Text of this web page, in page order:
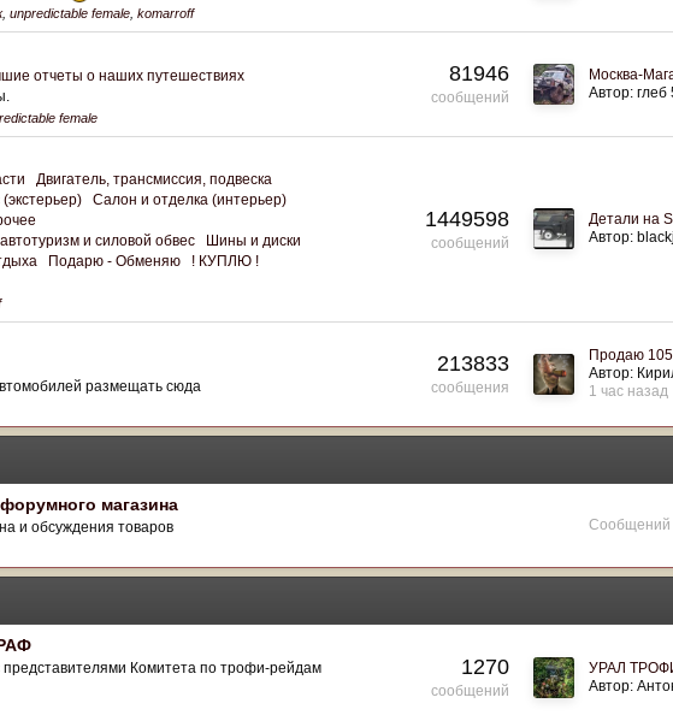
, unpredictable female komarroff
отчеты о наших путешествиях
female
81946
сообщений
Москва-
Автор: глеб
Двигатель, трансмиссия, подвеска
Салон и отделка (интерьер)
и силовой обвес
Шины и диски
Подарю - Обменяю
! КУПЛЮ !
1449598
сообщений
Детали на
Автор:
размещать сюда
213833
сообщения
Продаю
Автор:
1 час назад
магазина
и обсуждения товаров Сообщений
Комитета по трофи-рейдам
1270
сообщений
УРАЛ
Автор: